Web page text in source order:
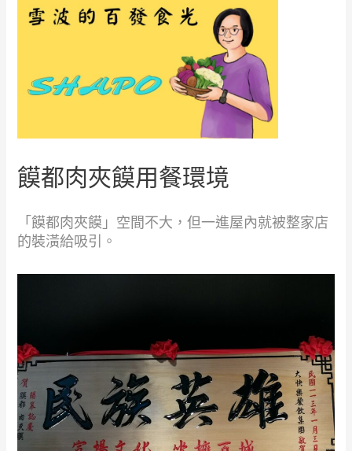
饃都肉夾饃用餐環境
「饃都肉夾饃」空間不大，但一進屋內就被整家店
的裝潢給吸引。